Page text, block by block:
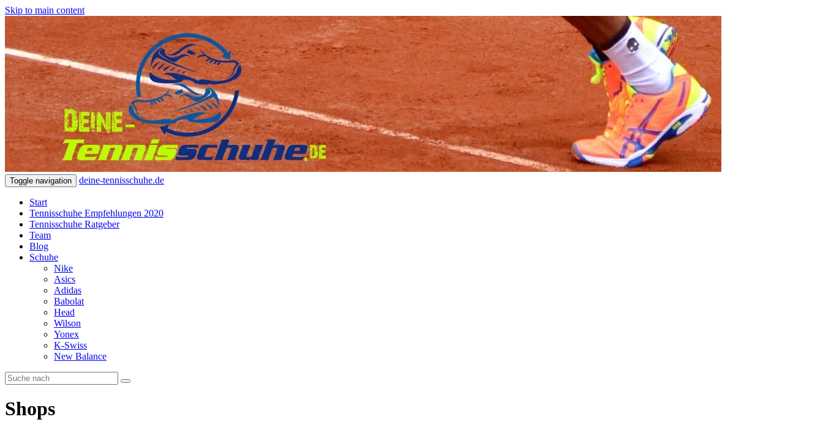
Skip to main content
Toggle navigation deine-tennisschuhe.de
Start
Tennisschuhe Empfehlungen 2020
Tennisschuhe Ratgeber
Team
Blog
Schuhe
Nike
Asics
Adidas
Babolat
Head
Wilson
Yonex
K-Swiss
New Balance
Shops